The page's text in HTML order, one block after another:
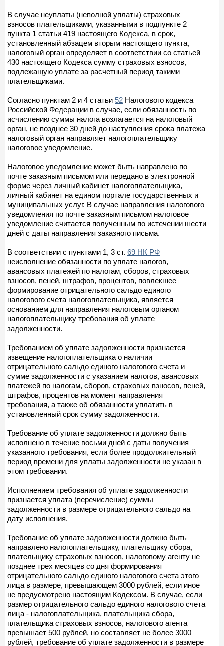
В случае неуплаты (неполной уплаты) страховых
взносов плательщиками, указанными в подпункте 2
пункта 1 статьи 419 настоящего Кодекса, в срок,
установленный абзацем вторым настоящего пункта,
налоговый орган определяет в соответствии со статьей
430 настоящего Кодекса сумму страховых взносов,
подлежащую уплате за расчетный период такими
плательщиками.
Согласно пунктам 2 и 4 статьи 52 Налогового кодекса
Российской Федерации в случае, если обязанность по
исчислению суммы налога возлагается на налоговый
орган, не позднее 30 дней до наступления срока платежа
налоговый орган направляет налогоплательщику
налоговое уведомление.
Налоговое уведомление может быть направлено по
почте заказным письмом или передано в электронной
форме через личный кабинет налогоплательщика,
личный кабинет на едином портале государственных и
муниципальных услуг. В случае направления налогового
уведомления по почте заказным письмом налоговое
уведомление считается полученным по истечении шести
дней с даты направления заказного письма.
В соответствии с пунктами 1, 3 ст. 69 НК РФ
неисполнение обязанности по уплате налогов,
авансовых платежей по налогам, сборов, страховых
взносов, пеней, штрафов, процентов, повлекшее
формирование отрицательного сальдо единого
налогового счета налогоплательщика, является
основанием для направления налоговым органом
налогоплательщику требования об уплате
задолженности.
Требованием об уплате задолженности признается
извещение налогоплательщика о наличии
отрицательного сальдо единого налогового счета и
сумме задолженности с указанием налогов, авансовых
платежей по налогам, сборов, страховых взносов, пеней,
штрафов, процентов на момент направления
требования, а также об обязанности уплатить в
установленный срок сумму задолженности.
Требование об уплате задолженности должно быть
исполнено в течение восьми дней с даты получения
указанного требования, если более продолжительный
период времени для уплаты задолженности не указан в
этом требовании.
Исполнением требования об уплате задолженности
признается уплата (перечисление) суммы
задолженности в размере отрицательного сальдо на
дату исполнения.
Требование об уплате задолженности должно быть
направлено налогоплательщику, плательщику сбора,
плательщику страховых взносов, налоговому агенту не
позднее трех месяцев со дня формирования
отрицательного сальдо единого налогового счета этого
лица в размере, превышающем 3000 рублей, если иное
не предусмотрено настоящим Кодексом. В случае, если
размер отрицательного сальдо единого налогового счета
лица - налогоплательщика, плательщика сбора,
плательщика страховых взносов, налогового агента
превышает 500 рублей, но составляет не более 3000
рублей, требование об уплате задолженности в размере